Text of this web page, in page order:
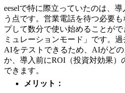
eeselで特に際立っていたのは、
う点です。営業電話を待つ必要
プして数分で使い始めることが
ミュレーションモード」です。
AIをテストできるため、AIがど
か、導入前にROI（投資対効果）
できます。
メリット：